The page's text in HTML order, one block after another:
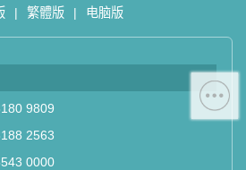
| 繁體版 | 电脑版
9809
2563
0000
(852) 5543 0000
cs@tchc.hk
中心”致力为关注健康
而优质的体检服务，一
位检查。